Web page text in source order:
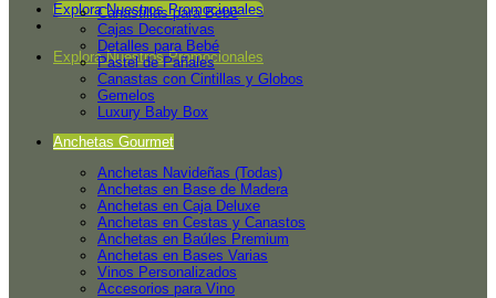
Explora Nuestros Promocionales
Explora Nuestros Promocionales
Canastillas para Bebé
Cajas Decorativas
Detalles para Bebé
Pastel de Pañales
Canastas con Cintillas y Globos
Gemelos
Luxury Baby Box
Anchetas Gourmet
Anchetas Navideñas (Todas)
Anchetas en Base de Madera
Anchetas en Caja Deluxe
Anchetas en Cestas y Canastos
Anchetas en Baúles Premium
Anchetas en Bases Varias
Vinos Personalizados
Accesorios para Vino